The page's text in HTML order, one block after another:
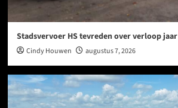
Stadsvervoer HS tevreden over verloop jaar
Cindy Houwen augustus 7, 2026